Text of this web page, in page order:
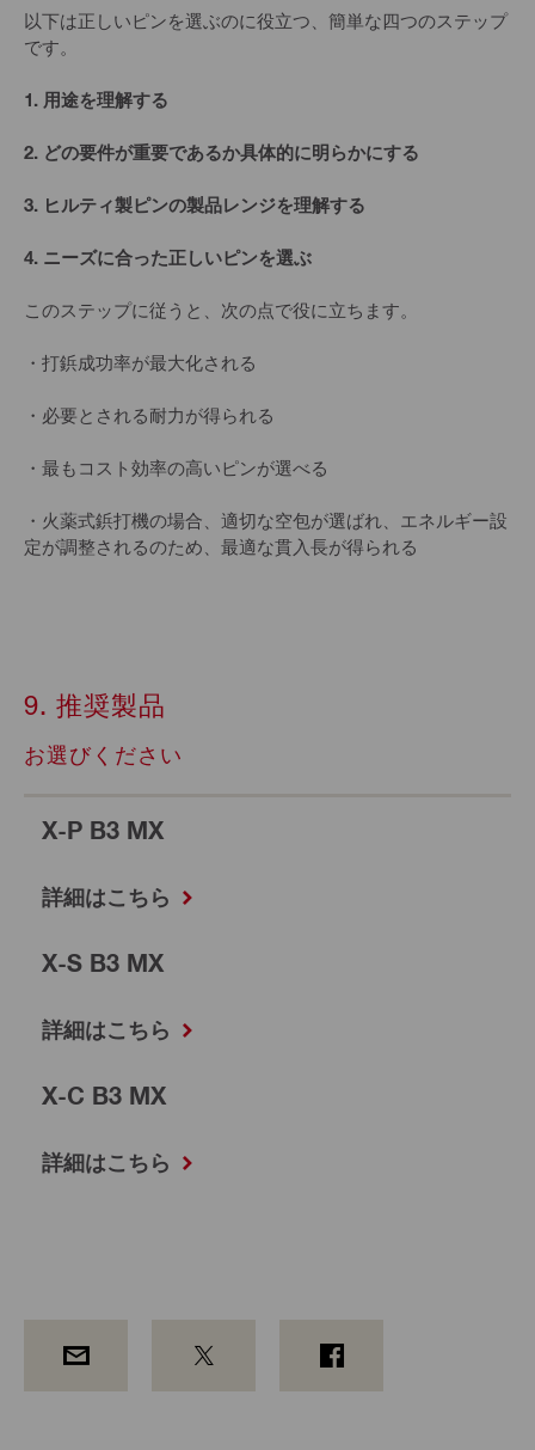
以下は正しいピンを選ぶのに役立つ、簡単な四つのステップ
です。
1. 用途を理解する
2. どの要件が重要であるか具体的に明らかにする
3. ヒルティ製ピンの製品レンジを理解する
4. ニーズに合った正しいピンを選ぶ
このステップに従うと、次の点で役に立ちます。
・打鋲成功率が最大化される
・必要とされる耐力が得られる
・最もコスト効率の高いピンが選べる
・火薬式鋲打機の場合、適切な空包が選ばれ、エネルギー設
定が調整されるのため、最適な貫入長が得られる
9. 推奨製品
お選びください
X-P B3 MX
詳細はこちら
X-S B3 MX
詳細はこちら
X-C B3 MX
詳細はこちら